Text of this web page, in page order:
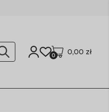
0,00 zł
0